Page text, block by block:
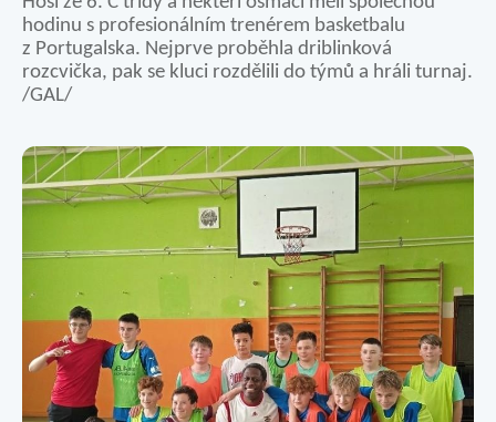
hodinu s profesionálním trenérem basketbalu
z Portugalska. Nejprve proběhla driblinková
rozcvička, pak se kluci rozdělili do týmů a hráli turnaj.
/GAL/